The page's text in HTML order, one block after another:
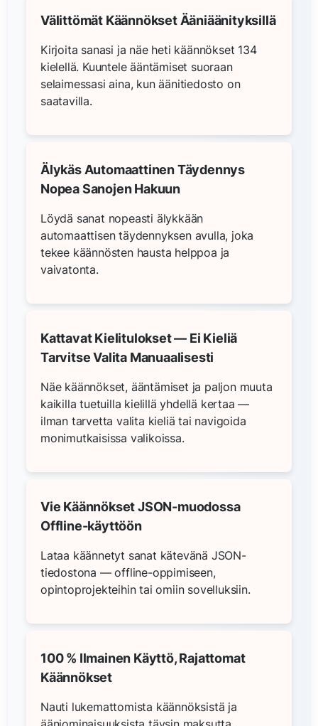
Välittömät Käännökset Ääniäänityksillä
Kirjoita sanasi ja näe heti käännökset 134
kielellä. Kuuntele ääntämiset suoraan
selaimessasi aina, kun äänitiedosto on
saatavilla.
Älykäs Automaattinen Täydennys
Nopea Sanojen Hakuun
Löydä sanat nopeasti älykkään
automaattisen täydennyksen avulla, joka
tekee käännösten hausta helppoa ja
vaivatonta.
Kattavat Kielitulokset — Ei Kieliä
Tarvitse Valita Manuaalisesti
Näe käännökset, ääntämiset ja paljon muuta
kaikilla tuetuilla kielillä yhdellä kertaa —
ilman tarvetta valita kieliä tai navigoida
monimutkaisissa valikoissa.
Vie Käännökset JSON-muodossa
Offline-käyttöön
Lataa käännetyt sanat kätevänä JSON-
tiedostona — offline-oppimiseen,
opintoprojekteihin tai omiin sovelluksiin.
100 % Ilmainen Käyttö, Rajattomat
Käännökset
Nauti lukemattomista käännöksistä ja